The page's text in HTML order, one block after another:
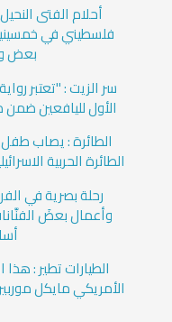
أحلام الفتى
فلسطيني في
بعض
سر الزيت : "تعتبر
الأول لليافعين
الطائرة : يصاب
الطائرة الحربية
رحلة بصرية في
وأعمال بعضَ
الطيارات تطير :
الأمريكي مايكل